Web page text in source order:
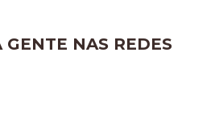
NAS REDES